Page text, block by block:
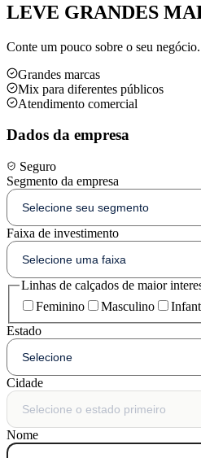
LEVE GRANDES
Conte um pouco sobre o seu
Grandes marcas
Mix para diferentes públicos
Atendimento comercial
Dados da empresa
Seguro
Segmento da empresa
Faixa de investimento
Linhas de calçados de maior
Feminino
Masculino
Estado
Cidade
Nome